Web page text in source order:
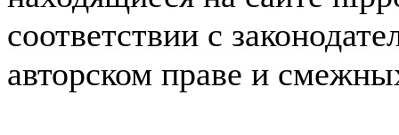
соответствии с
авторском праве и